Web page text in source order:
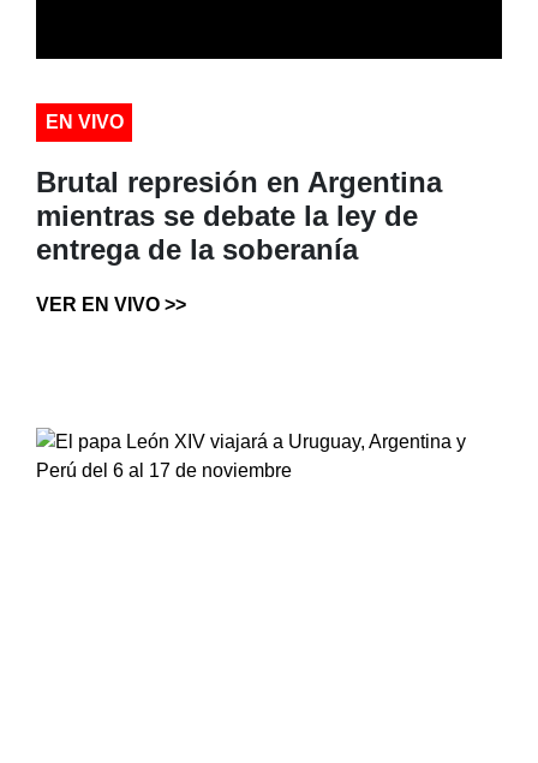
EN VIVO
Brutal represión en Argentina
mientras se debate la ley de
entrega de la soberanía
VER EN VIVO >>